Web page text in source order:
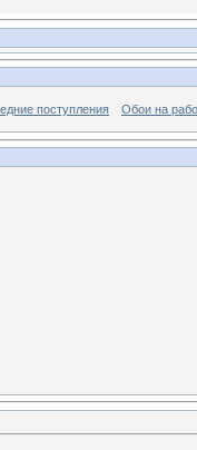
поступления Обои на